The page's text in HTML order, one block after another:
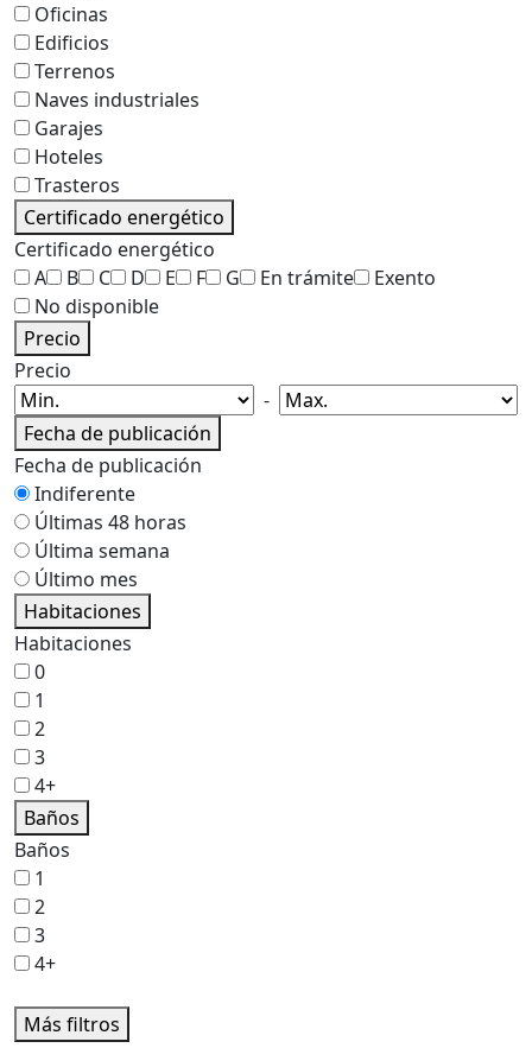
Oficinas
Edificios
Terrenos
Naves industriales
Garajes
Hoteles
Trasteros
Certificado energético
Certificado energético
A
B C D E F G En trámite
Exento
No disponible
Precio
Precio
-
Fecha de publicación
Fecha de publicación
Indiferente
Últimas 48 horas
Última semana
Último mes
Habitaciones
Habitaciones
0
1
2
3
4+
Baños
Baños
1
2
3
4+
Más filtros